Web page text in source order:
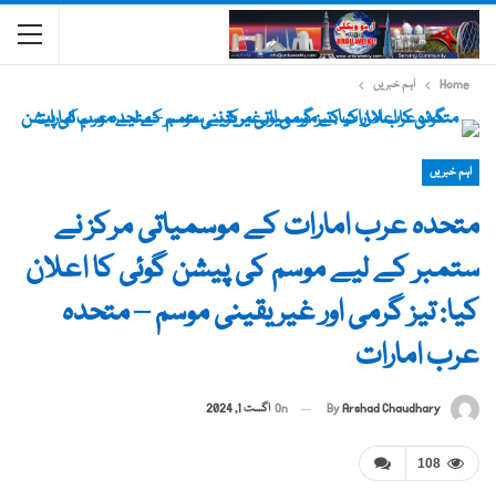
Home اہم خبریں
اہم خبریں
متحدہ عرب امارات کے موسمیاتی مرکز نے
ستمبر کے لیے موسم کی پیشن گوئی کا اعلان
کیا: تیز گرمی اور غیر یقینی موسم – متحدہ
عرب امارات
ByArshad Chaudhary
On اگست 1, 2024
108